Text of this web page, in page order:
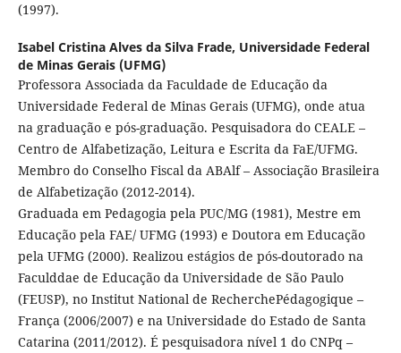
(1997).
Isabel Cristina Alves da Silva Frade, Universidade Federal
de Minas Gerais (UFMG)
Professora Associada da Faculdade de Educação da
Universidade Federal de Minas Gerais (UFMG), onde atua
na graduação e pós-graduação. Pesquisadora do CEALE –
Centro de Alfabetização, Leitura e Escrita da FaE/UFMG.
Membro do Conselho Fiscal da ABAlf – Associação Brasileira
de Alfabetização (2012-2014).
Graduada em Pedagogia pela PUC/MG (1981), Mestre em
Educação pela FAE/ UFMG (1993) e Doutora em Educação
pela UFMG (2000). Realizou estágios de pós-doutorado na
Faculddae de Educação da Universidade de São Paulo
(FEUSP), no Institut National de RecherchePédagogique –
França (2006/2007) e na Universidade do Estado de Santa
Catarina (2011/2012). É pesquisadora nível 1 do CNPq –